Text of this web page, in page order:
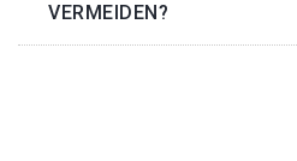
VERMEIDEN?